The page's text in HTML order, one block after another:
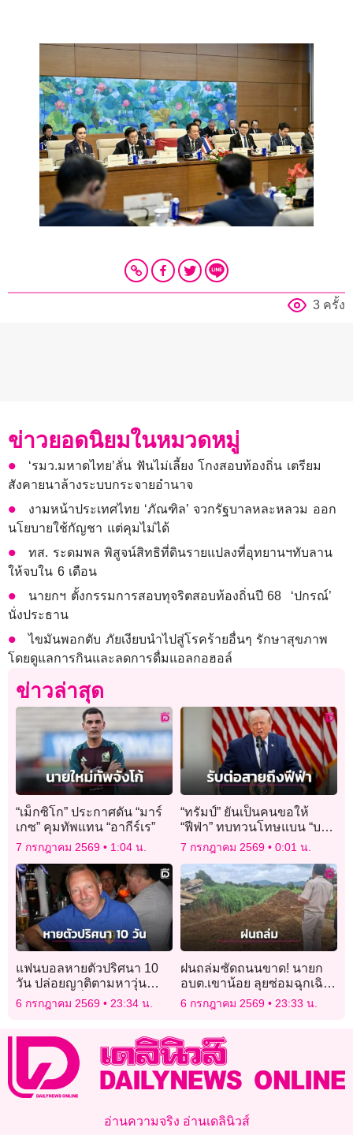
3 ครั้ง
ข่าวยอดนิยมในหมวดหมู่
‘รมว.มหาดไทย’ลั่น ฟันไม่เลี้ยง โกงสอบท้องถิ่น เตรียม
สังคายนาล้างระบบกระจายอำนาจ
งามหน้าประเทศไทย ‘ภัณฑิล’ จวกรัฐบาลหละหลวม ออก
นโยบายใช้กัญชา แต่คุมไม่ได้
ทส. ระดมพล พิสูจน์สิทธิที่ดินรายแปลงที่อุทยานฯทับลาน
ให้จบใน 6 เดือน
นายกฯ ตั้งกรรมการสอบทุจริตสอบท้องถิ่นปี 68 ‘ปกรณ์’
นั่งประธาน
ไขมันพอกตับ ภัยเงียบนำไปสู่โรคร้ายอื่นๆ รักษาสุขภาพ
โดยดูแลการกินและลดการดื่มแอลกอฮอล์
ข่าวล่าสุด
“เม็กซิโก” ประกาศดัน “มาร์
เกซ” คุมทัพแทน “อากีร์เร”
7 กรกฎาคม 2569 1:04 น.
“ทรัมป์” ยันเป็นคนขอให้
“ฟีฟ่า” ทบทวนโทษแบน “บา
โลกุน”
7 กรกฎาคม 2569 0:01 น.
แฟนบอลหายตัวปริศนา 10
วัน ปล่อยญาติตามหาวุ่น
ขณะเจ้าตัวนั่งเชียร์บอลโลก
สบายใจเฉิบ
6 กรกฎาคม 2569 23:34 น.
ฝนถล่มซัดถนนขาด! นายก
อบต.เขาน้อย ลุยซ่อมฉุกเฉิน
ชาวบ้านคาใจถนนส่อไม่ได้
มาตรฐาน
6 กรกฎาคม 2569 23:33 น.
อ่านความจริง อ่านเดลินิวส์